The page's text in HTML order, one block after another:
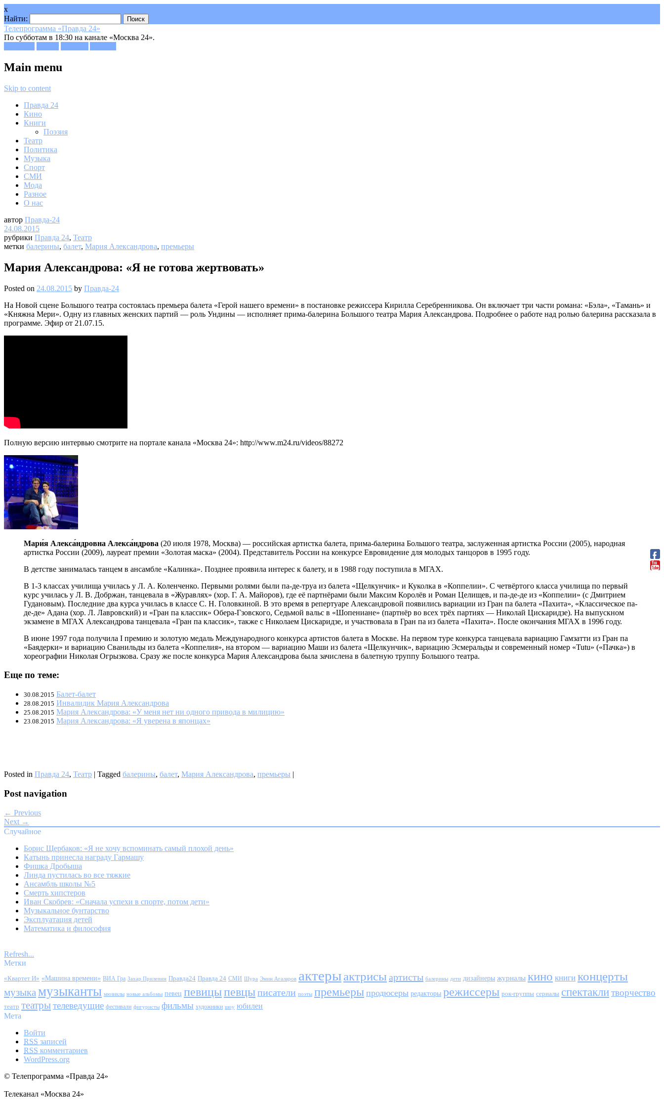
x
Найти:
Телепрограмма «Правда 24»
По субботам в 18:30 на канале «Москва 24».
Main menu
Skip to content
Правда 24
Кино
Книги
Поэзия
Театр
Политика
Музыка
Спорт
СМИ
Мода
Разное
О нас
автор Правда-24
24.08.2015
рубрики Правда 24, Театр
метки балерины, балет, Мария Александрова, премьеры
Мария Александрова: «Я не готова жертвовать»
Posted on 24.08.2015 by Правда-24
На Новой сцене Большого театра состоялась премьера балета «Герой нашего времени» в постановке режиссера Кирилла Серебренникова. Он включает три части романа: «Бэла», «Тамань» и
«Княжна Мери». Одну из главных женских партий — роль Ундины — исполняет прима-балерина Большого театра Мария Александрова. Подробнее о работе над ролью балерина рассказала в
программе. Эфир от 21.07.15.
Полную версию интервью смотрите на портале канала «Москва 24»: http://www.m24.ru/videos/88272
Мари́я Алекса́ндровна Алекса́ндрова (20 июля 1978, Москва) — российская артистка балета, прима-балерина Большого театра, заслуженная артистка России (2005), народная
артистка России (2009), лауреат премии «Золотая маска» (2004). Представитель России на конкурсе Евровидение для молодых танцоров в 1995 году.
В детстве занималась танцем в ансамбле «Калинка». Позднее проявила интерес к балету, и в 1988 году поступила в МГАХ.
В 1-3 классах училища училась у Л. А. Коленченко. Первыми ролями были па-де-труа из балета «Щелкунчик» и Куколка в «Коппелии». C четвёртого класса училища по первый
курс училась у Л. В. Добржан, танцевала в «Журавлях» (хор. Г. А. Майоров), где её партнёрами были Максим Королёв и Роман Целищев, и па-де-де из «Коппелии» (с Дмитрием
Гудановым). Последние два курса училась в классе С. Н. Головкиной. В это время в репертуаре Александровой появились вариации из Гран па балета «Пахита», «Классическое па-
де-де» Адана (хор. Л. Лавровский) и «Гран па классик» Обера-Гзовского, Седьмой вальс в «Шопениане» (партнёр во всех трёх партиях — Николай Цискаридзе). На выпускном
экзамене в МГАХ Александрова танцевала «Гран па классик», также с Николаем Цискаридзе, и участвовала в Гран па из балета «Пахита». После окончания МГАХ в 1996 году.
В июне 1997 года получила I премию и золотую медаль Международного конкурса артистов балета в Москве. На первом туре конкурса танцевала вариацию Гамзатти из Гран па
«Баядерки» и вариацию Сванильды из балета «Коппелия», на втором — вариацию Маши из балета «Щелкунчик», вариацию Эсмеральды и современный номер «Tutu» («Пачка») в
хореографии Николая Огрызкова. Сразу же после конкурса Мария Александрова была зачислена в балетную труппу Большого театра.
Еще по теме:
30.08.2015 Балет-балет
28.08.2015 Инвалидик Мария Александрова
25.08.2015 Мария Александрова: «У меня нет ни одного привода в милицию»
23.08.2015 Мария Александрова: «Я уверена в японцах»
Posted in Правда 24, Театр | Tagged балерины, балет, Мария Александрова, премьеры |
Post navigation
← Previous
Next →
Случайное
Борис Щербаков: «Я не хочу вспоминать самый плохой день»
Катынь принесла награду Гармашу
Фишка Дробыша
Линда пустилась во все тяжкие
Ансамбль школы №5
Смерть хипстеров
Иван Скобрев: «Сначала успехи в спорте, потом дети»
Музыкальное бунтарство
Эксплуатация детей
Математика и философия
Refresh...
Метки
«Квартет И» «Машина времени» ВИА Гра Захар Прилепин Правда24 Правда 24 СМИ Шура Эмин Агаларов актерыактрисы артисты балерины дети дизайнеры журналы кино книги концерты
музыка музыканты мюзиклы новые альбомы певец певицыпевцыписатели поэты премьеры продюсеры редакторы режиссеры рок-группы сериалы спектаклитворчество
театр театрытелеведущие фестивали фигуристы фильмы художники шоу юбилеи
Мета
Войти
RSS записей
RSS комментариев
WordPress.org
© Телепрограмма «Правда 24»
Телеканал «Москва 24»